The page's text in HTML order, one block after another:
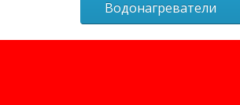
Водонагреватели